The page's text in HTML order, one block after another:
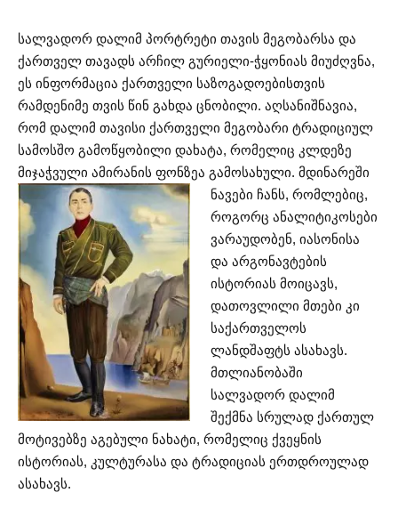
სალვადორ დალიმ პორტრეტი თავის მეგობარსა და
ქართველ თავადს არჩილ გურიელი-ჭყონიას მიუძღვნა,
ეს ინფორმაცია ქართველი საზოგადოებისთვის
რამდენიმე თვის წინ გახდა ცნობილი. აღსანიშნავია,
რომ დალიმ თავისი ქართველი მეგობარი ტრადიციულ
სამოსშო გამოწყობილი დახატა, რომელიც კლდეზე
მიჯაჭვული ამირანის ფონზეა გამოსახული. მდინარეში
ნავები ჩანს, რომლებიც,
როგორც ანალიტიკოსები
ვარაუდობენ, იასონისა
და არგონავტების
ისტორიას მოიცავს,
დათოვლილი მთები კი
საქართველოს
ლანდშაფტს ასახავს.
მთლიანობაში
სალვადორ დალიმ
შექმნა სრულად ქართულ
მოტივებზე აგებული ნახატი, რომელიც ქვეყნის
ისტორიას, კულტურასა და ტრადიციას ერთდროულად
ასახავს.